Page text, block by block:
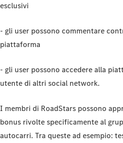
esclusivi
- gli user possono commentare
piattaforma
- gli user possono accedere alla
utente di altri social network.
I membri di RoadStars possono
bonus rivolte specificamente al
autocarri. Tra queste ad esempio: